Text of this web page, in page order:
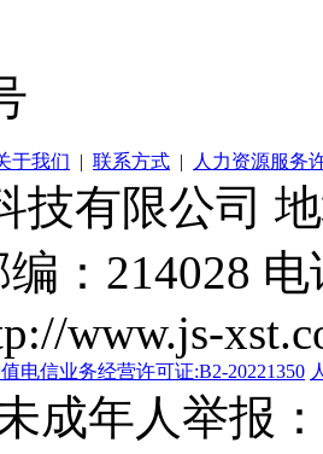
于我们 | 联系方式 | 人力资源服务
技有限公司
：214028
www.js-
电信业务经营许可证:B2-20221350
成年人举报